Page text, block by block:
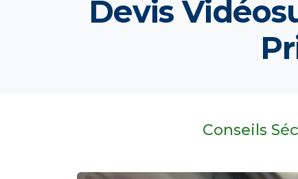
Devis
Conseils